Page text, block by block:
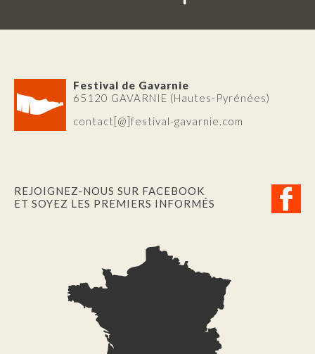
Festival de Gavarnie
65120 GAVARNIE (Hautes-Pyrénées)
contact[@]festival-gavarnie.com
REJOIGNEZ-NOUS SUR FACEBOOK
ET SOYEZ LES PREMIERS INFORMÉS